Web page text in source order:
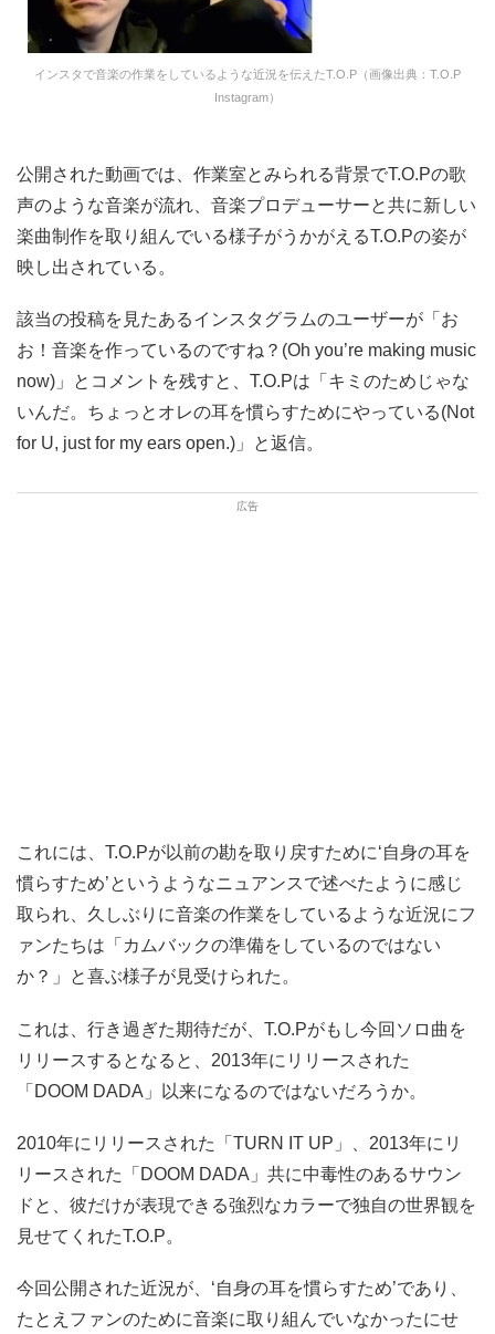
インスタで音楽の作業をしているような近況を伝えたT.O.P（画像出典：T.O.P
Instagram）
公開された動画では、作業室とみられる背景でT.O.Pの歌
声のような音楽が流れ、音楽プロデューサーと共に新しい
楽曲制作を取り組んでいる様子がうかがえるT.O.Pの姿が
映し出されている。
該当の投稿を見たあるインスタグラムのユーザーが「お
お！音楽を作っているのですね？(Oh you’re making music
now)」とコメントを残すと、T.O.Pは「キミのためじゃな
いんだ。ちょっとオレの耳を慣らすためにやっている(Not
for U, just for my ears open.)」と返信。
これには、T.O.Pが以前の勘を取り戻すために‘自身の耳を
慣らすため’というようなニュアンスで述べたように感じ
取られ、久しぶりに音楽の作業をしているような近況にフ
ァンたちは「カムバックの準備をしているのではない
か？」と喜ぶ様子が見受けられた。
これは、行き過ぎた期待だが、T.O.Pがもし今回ソロ曲を
リリースするとなると、2013年にリリースされた
「DOOM DADA」以来になるのではないだろうか。
2010年にリリースされた「TURN IT UP」、2013年にリ
リースされた「DOOM DADA」共に中毒性のあるサウン
ドと、彼だけが表現できる強烈なカラーで独自の世界観を
見せてくれたT.O.P。
今回公開された近況が、‘自身の耳を慣らすため’であり、
たとえファンのために音楽に取り組んでいなかったにせ